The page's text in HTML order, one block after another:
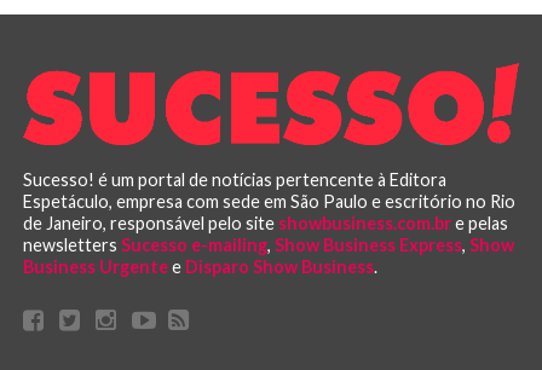
Sucesso! é um portal de notícias pertencente à Editora
Espetáculo, empresa com sede em São Paulo e escritório no Rio
de Janeiro, responsável pelo site showbusiness.com.bre pelas
newsletters Sucesso e-mailing, Show Business Express, Show
Business Urgentee Disparo Show Business.